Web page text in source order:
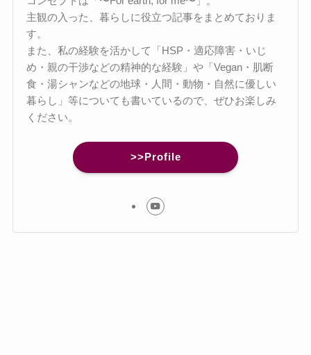
主観の入った、暮らしに役立つ記事をまとめておりま
す。
また、私の経験を活かして「HSP・適応障害・いじ
め・親の干渉などの精神的な経験」や「Vegan・肌断
食・湯シャンなどの地球・人間・動物・自然に優しい
暮らし」等についても書いているので、ぜひお楽しみ
ください。
>>Profile